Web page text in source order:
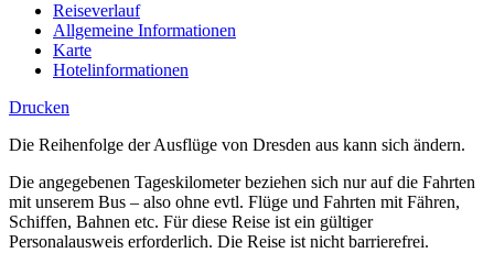
Reiseverlauf
Allgemeine Informationen
Karte
Hotelinformationen
Drucken
Die Reihenfolge der Ausflüge von Dresden aus kann sich ändern.
Die angegebenen Tageskilometer beziehen sich nur auf die Fahrten
mit unserem Bus – also ohne evtl. Flüge und Fahrten mit Fähren,
Schiffen, Bahnen etc. Für diese Reise ist ein gültiger
Personalausweis erforderlich. Die Reise ist nicht barrierefrei.